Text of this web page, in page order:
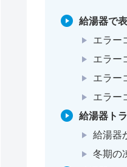
給湯器で
エラー
エラー
エラー
エラー
給湯器ト
給湯器
冬期の